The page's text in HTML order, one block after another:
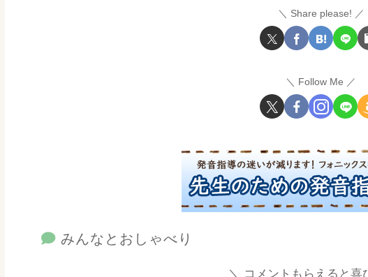
Share please!
Follow Me
みんなとおしゃべり
コメントもらえると喜